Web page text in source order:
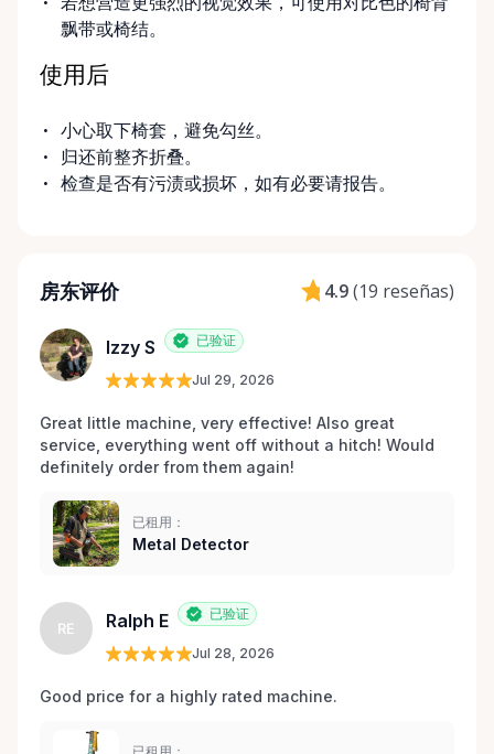
飘带或椅结。
使用后
小心取下椅套，避免勾丝。
归还前整齐折叠。
检查是否有污渍或损坏，如有必要请报告。
房东评价 4.9(19 reseñas)
Izzy S 已验证
Jul 29, 2026
Great little machine, very effective! Also great
service, everything went off without a hitch! Would
definitely order from them again!
已租用：
Metal Detector
RE Ralph E 已验证
Jul 28, 2026
Good price for a highly rated machine.